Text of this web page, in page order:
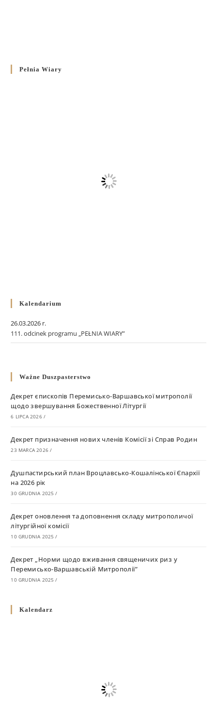
Pełnia Wiary
Kalendarium
26.03.2026 r.
111. odcinek programu „PEŁNIA WIARY”
Ważne Duszpasterstwo
Декрет єпископів Перемисько-Варшавської митрополії
щодо звершування Божественної Літургії
6 LIPCA 2026 /
Декрет призначення нових членів Комісії зі Справ Родин
23 MARCA 2026 /
Душпастирський план Вроцлавсько-Кошалінської Єпархії
на 2026 рік
30 GRUDNIA 2025 /
Декрет оновлення та доповнення складу митрополичої
літургійної комісії
10 GRUDNIA 2025 /
Декрет „Норми щодо вживання священичих риз у
Перемисько-Варшавській Митрополії”
10 GRUDNIA 2025 /
григоріанським календарем
Душпастирський план Вроцлавсько-Кошалінської єпархії
Kalendarz